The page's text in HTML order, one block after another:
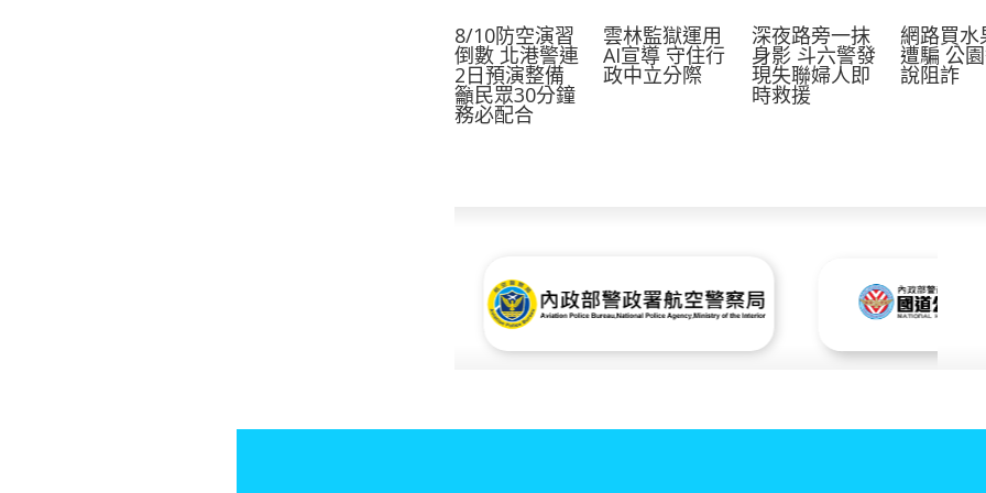
8/10防空演習
倒數 北港警連
2日預演整備
籲民眾30分鐘
務必配合
雲林監獄運用
AI宣導 守住行
政中立分際
深夜路旁一抹
身影 斗六警發
現失聯婦人即
時救援
網路買水
遭騙 公
說阻詐